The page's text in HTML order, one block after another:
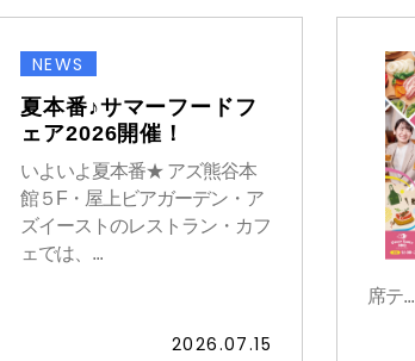
NEWS
夏本番♪サマーフードフ
ェア2026開催！
いよいよ夏本番★ アズ熊谷本
館５F・屋上ビアガーデン・ア
ズイーストのレストラン・カフ
ェでは、...
2026.07.15
席テ...